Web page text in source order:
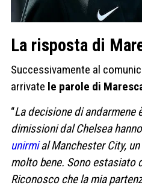
La risposta di
Successivamente al
arrivate le parole di
“La decisione di andarmene
dimissioni dal Chelsea
unirmial Manchester City,
molto bene. Sono estasiato
Riconosco che la mia